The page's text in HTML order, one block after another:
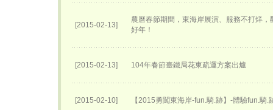
[2015-02-13]
農曆春節期間，東海岸展演、服務不打烊
好年！
[2015-02-13] 104年春節臺鐵局花東疏運方案出爐
[2015-02-10] 【2015勇闖東海岸-fun.騎.跡】-體驗fun.騎.